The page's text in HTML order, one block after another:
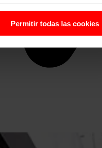
Permitir todas las cookies